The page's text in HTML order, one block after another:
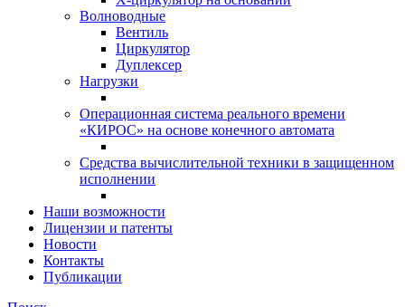
Волноводные
Вентиль
Циркулятор
Дуплексер
Нагрузки
Операционная система реального времени
«КИРОС» на основе конечного автомата
Средства вычислительной техники в защищенном
исполнении
Наши возможности
Лицензии и патенты
Новости
Контакты
Публикации